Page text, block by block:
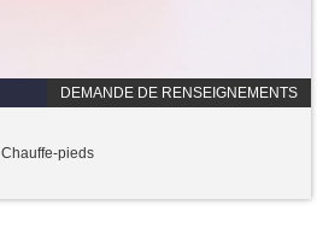
DEMANDE DE RENSEIGNEMENTS
Chauffe-pieds